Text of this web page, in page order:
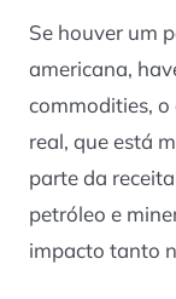
Se houver um
americana,
commodities,
real, que está
parte da
petróleo e
impacto tanto